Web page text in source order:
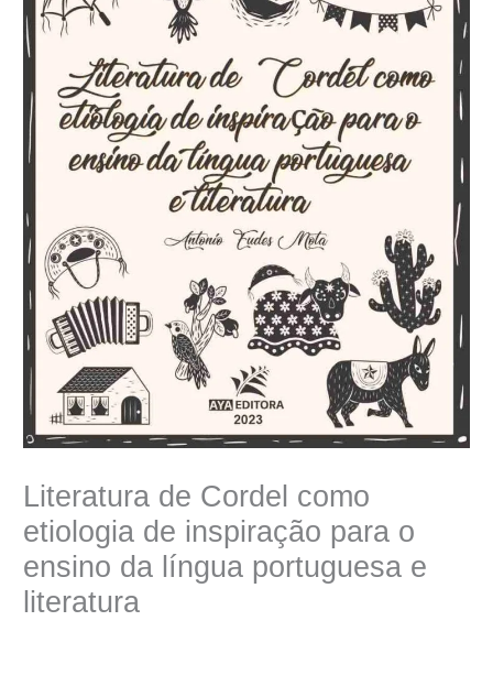
Literatura de Cordel como
etiologia de inspiração para o
ensino da língua portuguesa e
literatura